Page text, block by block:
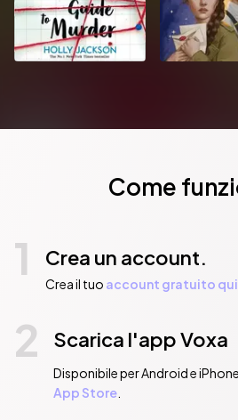
Come
1 Crea un account.
Crea il tuo account gratuito
2 Scarica l'app Voxa
Disponibile per Android e
App Store.